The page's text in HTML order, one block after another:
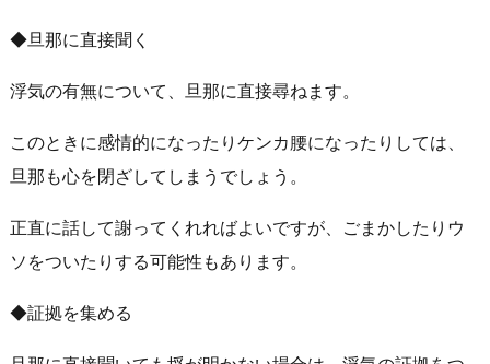
◆旦那に直接聞く
浮気の有無について、旦那に直接尋ねます。
このときに感情的になったりケンカ腰になったりしては、
旦那も心を閉ざしてしまうでしょう。
正直に話して謝ってくれればよいですが、ごまかしたりウ
ソをついたりする可能性もあります。
◆証拠を集める